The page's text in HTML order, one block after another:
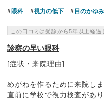
眼科 視力の低下 目のかゆみ
この口コミは受診から5年以上経過
診察の早い眼科
[症状・来院理由]
めがねを作るために来院しま
直前に学校で視力検査があ